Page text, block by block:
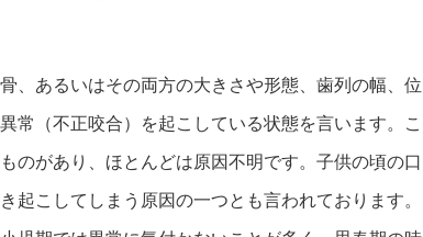
、あるいはその両方の大きさや形態、歯列の幅、位
常（不正咬合）を起こしている状態を言います。こ
のがあり、ほとんどは原因不明です。子供の頃の口
起こしてしまう原因の一つとも言われております。